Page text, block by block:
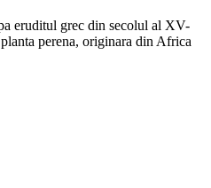
eruditul grec din secolul al XV-
perena, originara din Africa